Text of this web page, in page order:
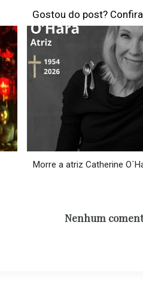
Gostou do post?
Morre a atriz Catherine
Nenhum